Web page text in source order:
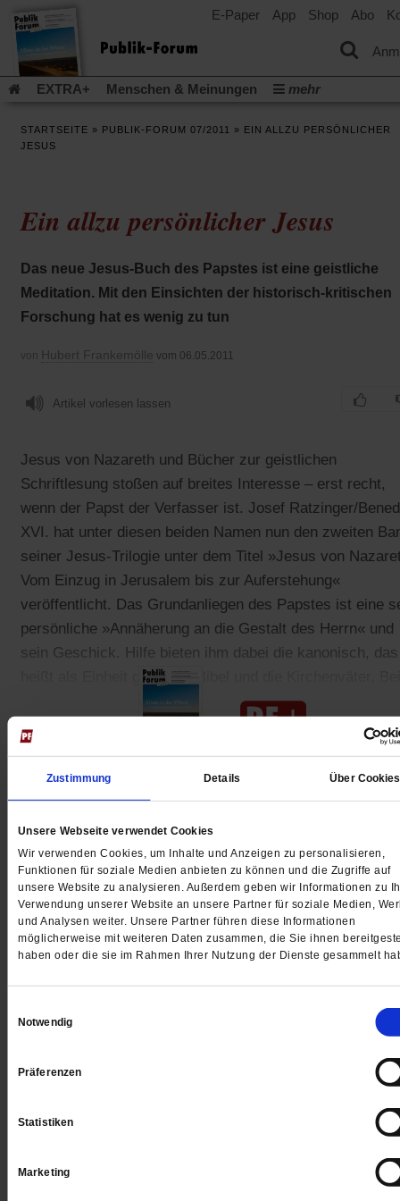
Zustimmung Details Über Cookies
Unsere Webseite verwendet Cookies
Wir verwenden Cookies, um Inhalte und Anzeigen zu personalisieren,
Funktionen für soziale Medien anbieten zu können und die Zugriffe auf
unsere Website zu analysieren. Außerdem geben wir Informationen zu
Verwendung unserer Website an unsere Partner für soziale Medien,
und Analysen weiter. Unsere Partner führen diese Informationen
möglicherweise mit weiteren Daten zusammen, die Sie ihnen
haben oder die sie im Rahmen Ihrer Nutzung der Dienste gesammelt
Notwendig
Präferenzen
Statistiken
Marketing
E-Paper App Shop Abo
EXTRA+ Menschen & Meinungen
mehr
Aufstehen & Handeln
Leserinitiative Publik-Forum e.V.
Die Erderwärmung
Urlaub und Nichtstun
einem
neuen
Tab)
einem
neuen
Tab)
Gleichberechtigung
Künstliche Intelligenz (Öffnet
einem
Was gibt
Krieg und Frieden (Öffnet
einem
Tab)
Gott neu denken Krieg in der Ukraine
Flucht und Migration
Video-Podcast »Veranstaltungen«
STARTSEITE » PUBLIK-FORUM 07/2011 » EIN ALLZU PERSÖNLICHER
JESUS
Ein allzu persönlicher Jesus
Das neue Jesus-Buch des Papstes ist eine geistliche
Meditation. Mit den Einsichten der historisch-kritischen
Forschung hat es wenig zu tun
von Hubert Frankemölle vom 06.05.2011
Artikel vorlesen lassen
Jesus von Nazareth und Bücher zur geistlichen
Schriftlesung stoßen auf breites Interesse – erst recht,
wenn der Papst der Verfasser ist. Josef Ratzinger/
XVI. hat unter diesen beiden Namen nun den zweiten
seiner Jesus-Trilogie unter dem Titel »Jesus von
Vom Einzug in Jerusalem bis zur Auferstehung«
veröffentlicht. Das Grundanliegen des Papstes ist eine
persönliche »Annäherung an die Gestalt des Herrn« und
sein Geschick. Hilfe bieten ihm dabei die kanonisch, das
heißt als Einheit gelesene Bibel und die Kirchenväter.
kennt er durch und durch. Er lebt aus ihnen.
Gedruckt + Digital
Jetzt für 5 € testen